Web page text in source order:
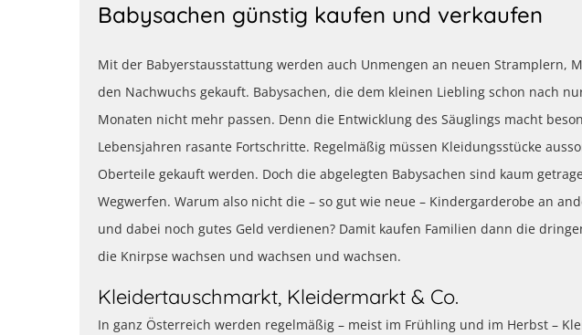
Babysachen günstig kaufen und verkaufen
Mit der Babyerstausstattung werden auch Unmengen an neuen Stramplern,
den Nachwuchs gekauft. Babysachen, die dem kleinen Liebling schon nach
Monaten nicht mehr passen. Denn die Entwicklung des Säuglings macht
Lebensjahren rasante Fortschritte. Regelmäßig müssen Kleidungsstücke
Oberteile gekauft werden. Doch die abgelegten Babysachen sind kaum
Wegwerfen. Warum also nicht die – so gut wie neue – Kindergarderobe an
und dabei noch gutes Geld verdienen? Damit kaufen Familien dann die
die Knirpse wachsen und wachsen und wachsen.
Kleidertauschmarkt, Kleidermarkt & Co.
In ganz Österreich werden regelmäßig – meist im Frühling und im Herbst –